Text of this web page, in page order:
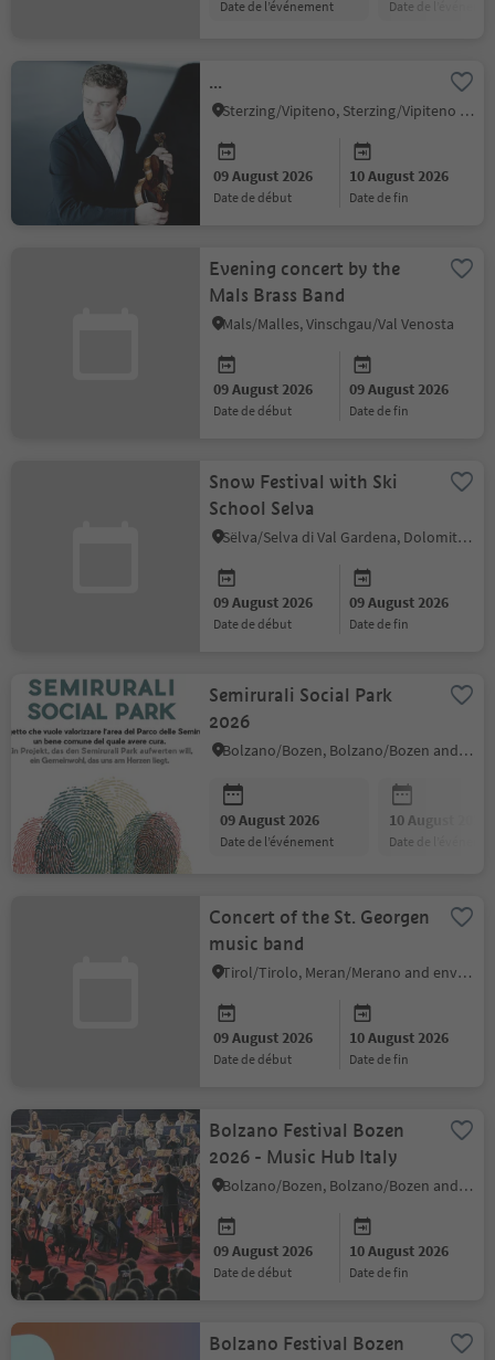
date de l’événement date de
...
Sterzing/Vipiteno, Sterzing/Vipiteno and environs
09 August 2026
date de début
10 August 2026
date de fin
Evening concert by the
Mals Brass Band
Mals/Malles, Vinschgau/Val Venosta
09 August 2026
date de début
09 August 2026
date de fin
Snow Festival with Ski
School Selva
Sëlva/Selva di Val Gardena, Dolomites Region Val Gardena
09 August 2026
date de début
09 August 2026
date de fin
Semirurali Social Park
2026
Bolzano/Bozen, Bolzano/Bozen and environs
09 August 2026
date de l’événement
10 August 2026
date de
Concert of the St. Georgen
music band
Tirol/Tirolo, Meran/Merano and environs
09 August 2026
date de début
10 August 2026
date de fin
Bolzano Festival Bozen
2026 - Music Hub Italy
Bolzano/Bozen, Bolzano/Bozen and environs
09 August 2026
date de début
10 August 2026
date de fin
Bolzano Festival Bozen